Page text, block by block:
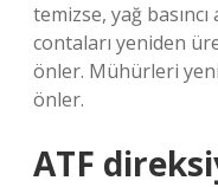
temizse, yağ
contaları yeniden
önler. Mühürleri
önler.
ATF